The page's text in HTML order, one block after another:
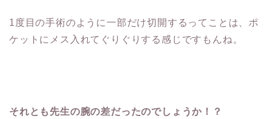
1度目の手術のように一部だけ切開するってことは、ポ
ケットにメス入れてぐりぐりする感じですもんね。
それとも先生の腕の差だったのでしょうか！？